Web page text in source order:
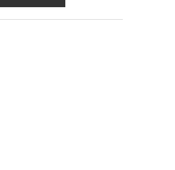
non potremo evadere la